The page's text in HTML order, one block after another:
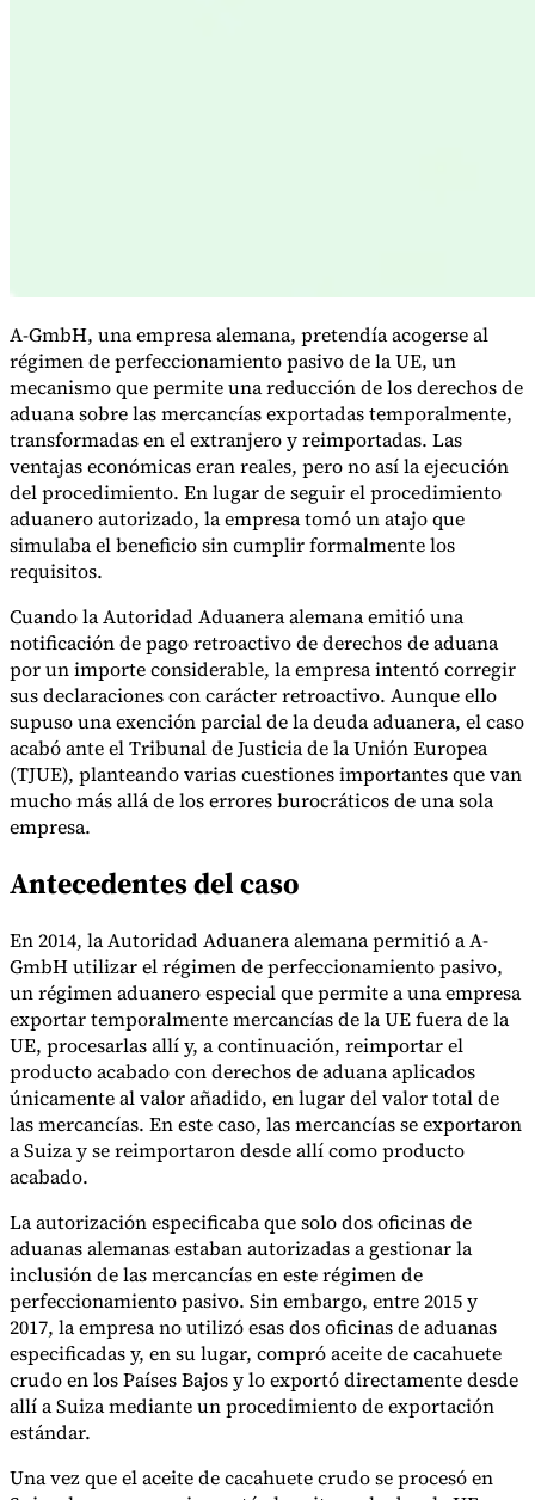
Herramientas
Calculadora de VATCalculadora de GST Calculadora del impuesto
sobre las ventasVerificador de número de VATRastreador de
mandatos de facturación electrónica
Expertos
Nuestros autoresConviértase en colaboradorElija un experto
A-GmbH, una empresa alemana, pretendía acogerse al
régimen de perfeccionamiento pasivo de la UE, un
mecanismo que permite una reducción de los derechos de
aduana sobre las mercancías exportadas temporalmente,
transformadas en el extranjero y reimportadas. Las
ventajas económicas eran reales, pero no así la ejecución
del procedimiento. En lugar de seguir el procedimiento
aduanero autorizado, la empresa tomó un atajo que
simulaba el beneficio sin cumplir formalmente los
requisitos.
Cuando la Autoridad Aduanera alemana emitió una
notificación de pago retroactivo de derechos de aduana
por un importe considerable, la empresa intentó corregir
sus declaraciones con carácter retroactivo. Aunque ello
supuso una exención parcial de la deuda aduanera, el caso
acabó ante el Tribunal de Justicia de la Unión Europea
(TJUE), planteando varias cuestiones importantes que van
mucho más allá de los errores burocráticos de una sola
empresa.
Antecedentes del caso
En 2014, la Autoridad Aduanera alemana permitió a A-
GmbH utilizar el régimen de perfeccionamiento pasivo,
un régimen aduanero especial que permite a una empresa
exportar temporalmente mercancías de la UE fuera de la
UE, procesarlas allí y, a continuación, reimportar el
producto acabado con derechos de aduana aplicados
únicamente al valor añadido, en lugar del valor total de
las mercancías. En este caso, las mercancías se exportaron
a Suiza y se reimportaron desde allí como producto
acabado.
La autorización especificaba que solo dos oficinas de
aduanas alemanas estaban autorizadas a gestionar la
inclusión de las mercancías en este régimen de
perfeccionamiento pasivo. Sin embargo, entre 2015 y
2017, la empresa no utilizó esas dos oficinas de aduanas
especificadas y, en su lugar, compró aceite de cacahuete
crudo en los Países Bajos y lo exportó directamente desde
allí a Suiza mediante un procedimiento de exportación
estándar.
Una vez que el aceite de cacahuete crudo se procesó en